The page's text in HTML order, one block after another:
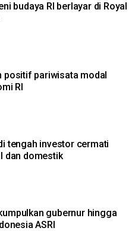
budaya RI berlayar di Royal
positif pariwisata modal
RI
tengah investor cermati
dan domestik
gubernur hingga
ASRI